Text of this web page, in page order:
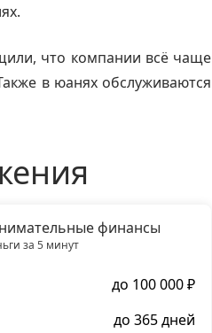
что компании всё чаще
в юанях обслуживаются
финансы
за 5 минут
до 100 000 ₽
до 365 дней